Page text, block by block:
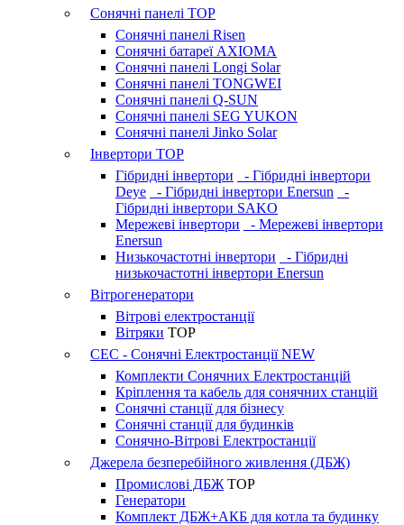
Сонячні панелі TOP
Сонячні панелі Risen
Сонячні батареї AXIOMA
Сонячні панелі Longi Solar
Сонячні панелі TONGWEI
Сонячні панелі Q-SUN
Сонячні панелі SEG YUKON
Сонячні панелі Jinko Solar
Інвертори TOP
Гібридні інвертори
- Гібридні інвертори
Deye
- Гібридні інвертори Enersun
-
Гібридні інвертори SAKO
Мережеві інвертори
- Мережеві інвертори
Enersun
Низькочастотні інвертори
- Гібридні
низькочастотні інвертори Enersun
Вітрогенератори
Вітрові електростанції
Вітряки TOP
СЕС - Сонячні Електростанції NEW
Комплекти Сонячних Електростанцій
Кріплення та кабель для сонячних станцій
Сонячні станції для бізнесу
Сонячні станції для будинків
Сонячно-Вітрові Електростанції
Джерела безперебійного живлення (ДБЖ)
Промислові ДБЖ TOP
Генератори
Комплект ДБЖ+АКБ для котла та будинку